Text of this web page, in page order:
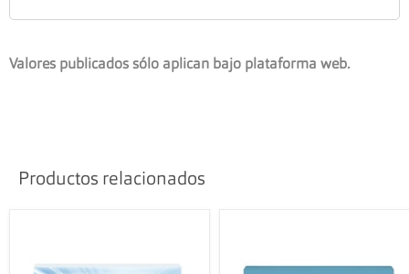
Valores publicados sólo aplican bajo plataforma web.
Productos relacionados